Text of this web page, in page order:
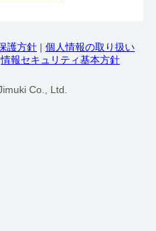
護方針 | 個人情報の取り扱い
情報セキュリティ基本方針
Co., Ltd.